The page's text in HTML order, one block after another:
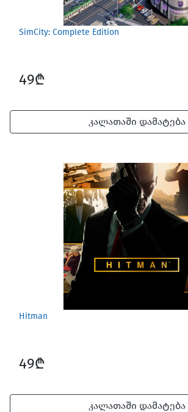
SimCity: Complete Edition
49₾
კალათაში დამატება
Hitman
49₾
კალათაში დამატება